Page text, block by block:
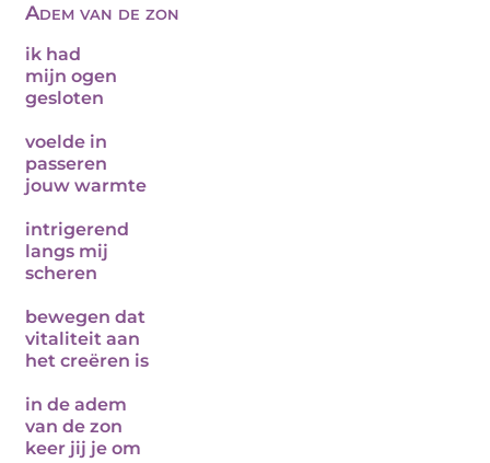
Adem van de zon
ik had
mijn ogen
gesloten
voelde in
passeren
jouw warmte
intrigerend
langs mij
scheren
bewegen dat
vitaliteit aan
het creëren is
in de adem
van de zon
keer jij je om